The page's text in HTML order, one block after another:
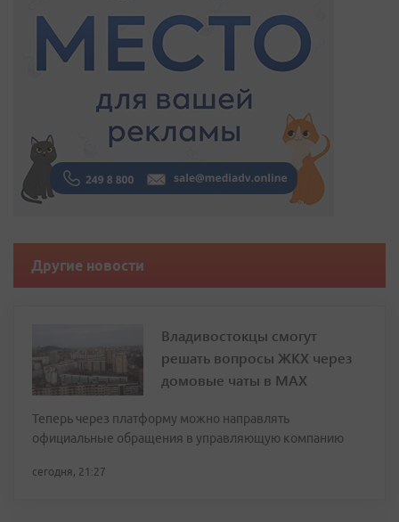
Другие новости
Владивостокцы смогут
решать вопросы ЖКХ через
домовые чаты в МАХ
Теперь через платформу можно направлять
официальные обращения в управляющую компанию
сегодня, 21:27